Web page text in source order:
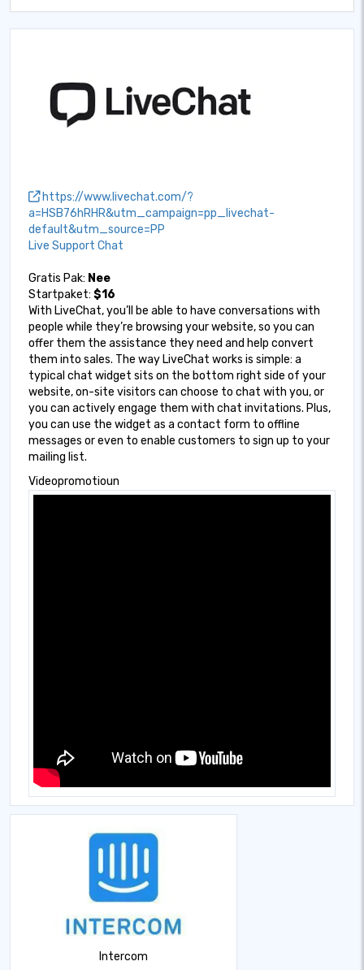
https://www.livechat.com/?
a=HSB76hRHR&utm_campaign=pp_livechat-
default&utm_source=PP
Live Support Chat
Gratis Pak: Nee
Startpaket: $16
With LiveChat, you’ll be able to have conversations with
people while they’re browsing your website, so you can
offer them the assistance they need and help convert
them into sales. The way LiveChat works is simple: a
typical chat widget sits on the bottom right side of your
website, on-site visitors can choose to chat with you, or
you can actively engage them with chat invitations. Plus,
you can use the widget as a contact form to offline
messages or even to enable customers to sign up to your
mailing list.
Videopromotioun
Intercom